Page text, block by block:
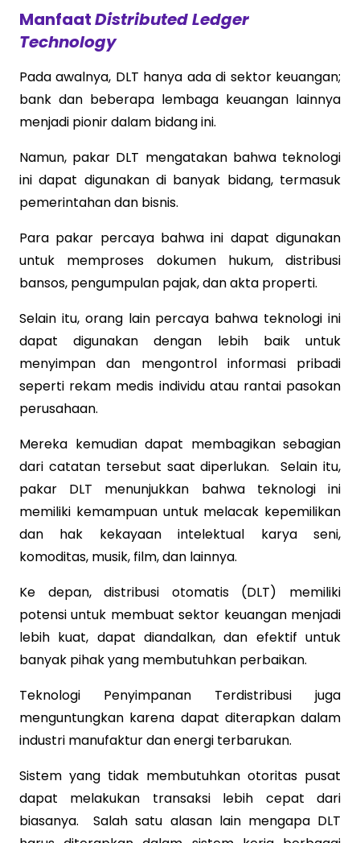
ManfaatDistributed Ledger
Technology
Pada awalnya, DLT hanya ada di sektor keuangan;
bank dan beberapa lembaga keuangan lainnya
menjadi pionir dalam bidang ini.
Namun, pakar DLT mengatakan bahwa teknologi
ini dapat digunakan di banyak bidang, termasuk
pemerintahan dan bisnis.
Para pakar percaya bahwa ini dapat digunakan
untuk memproses dokumen hukum, distribusi
bansos, pengumpulan pajak, dan akta properti.
Selain itu, orang lain percaya bahwa teknologi ini
dapat digunakan dengan lebih baik untuk
menyimpan dan mengontrol informasi pribadi
seperti rekam medis individu atau rantai pasokan
perusahaan.
Mereka kemudian dapat membagikan sebagian
dari catatan tersebut saat diperlukan. Selain itu,
pakar DLT menunjukkan bahwa teknologi ini
memiliki kemampuan untuk melacak kepemilikan
dan hak kekayaan intelektual karya seni,
komoditas, musik, film, dan lainnya.
Ke depan, distribusi otomatis (DLT) memiliki
potensi untuk membuat sektor keuangan menjadi
lebih kuat, dapat diandalkan, dan efektif untuk
banyak pihak yang membutuhkan perbaikan.
Teknologi Penyimpanan Terdistribusi juga
menguntungkan karena dapat diterapkan dalam
industri manufaktur dan energi terbarukan.
Sistem yang tidak membutuhkan otoritas pusat
dapat melakukan transaksi lebih cepat dari
biasanya. Salah satu alasan lain mengapa DLT